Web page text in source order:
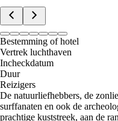
Bestemming of hotel
Vertrek luchthaven
Incheckdatum
Duur
Reizigers
De natuurliefhebbers, de
surffanaten en ook de
prachtige kuststreek, aan de